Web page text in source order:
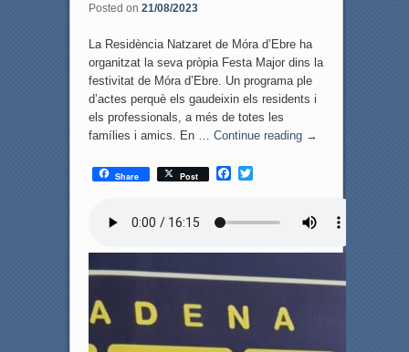
Posted on 21/08/2023
La Residència Natzaret de Móra d’Ebre ha
organitzat la seva pròpia Festa Major dins la
festivitat de Móra d’Ebre. Un programa ple
d’actes perquè els gaudeixin els residents i
els professionals, a més de totes les
famílies i amics. En … Continue reading →
Share Post
F
k
T